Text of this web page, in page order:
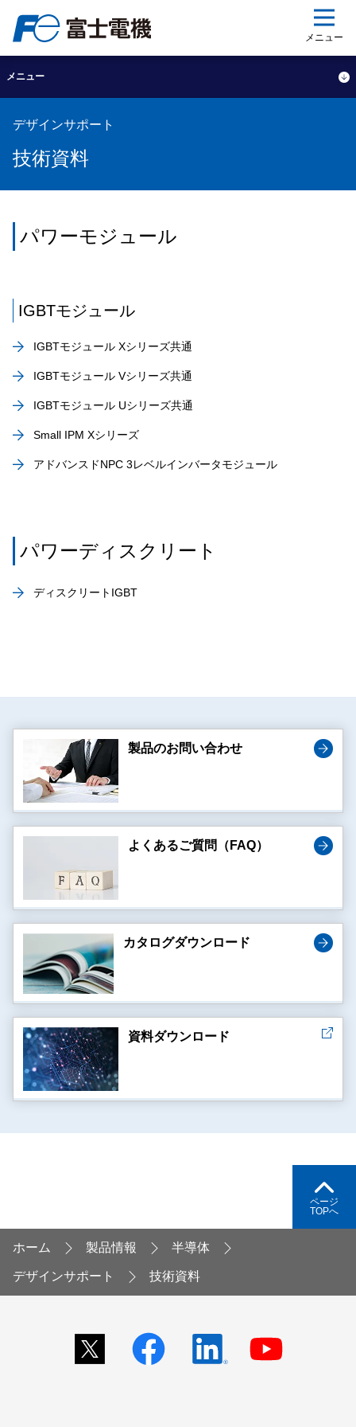
メニュー
メニュー
デザインサポート
技術資料
パワーモジュール
IGBTモジュール
IGBTモジュール Xシリーズ共通
IGBTモジュール Vシリーズ共通
IGBTモジュール Uシリーズ共通
Small IPM Xシリーズ
アドバンスドNPC 3レベルインバータモジュール
パワーディスクリート
ディスクリートIGBT
製品のお問い合わせ
よくあるご質問（FAQ）
カタログダウンロード
資料ダウンロード
ページ
TOPへ
ホーム 製品情報 半導体
デザインサポート 技術資料